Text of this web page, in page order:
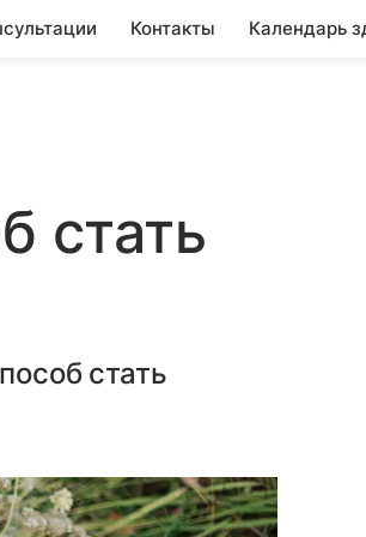
Контакты Календарь
стать
стать